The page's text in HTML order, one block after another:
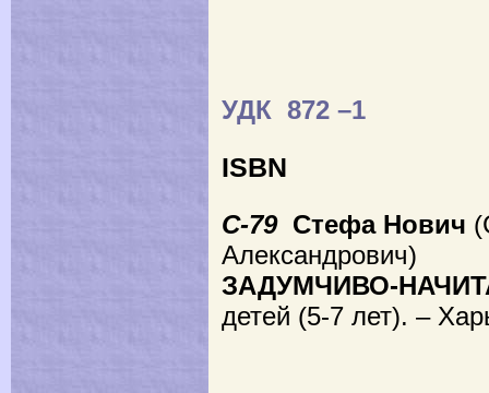
УДК 872 –1
ISBN
C-79 Стефа Нович
Александрович)
ЗАДУМЧИВО-
детей (5-7 лет). –